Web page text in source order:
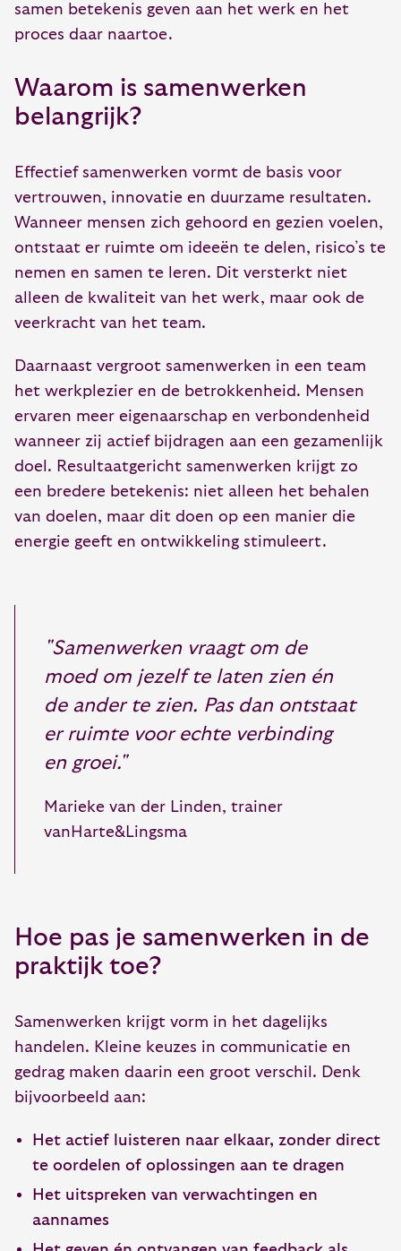
samen betekenis geven aan het werk en het
proces daar naartoe.
Waarom is samenwerken
belangrijk?
Effectief samenwerken vormt de basis voor
vertrouwen, innovatie en duurzame resultaten.
Wanneer mensen zich gehoord en gezien voelen,
ontstaat er ruimte om ideeën te delen, risico’s te
nemen en samen te leren. Dit versterkt niet
alleen de kwaliteit van het werk, maar ook de
veerkracht van het team.
Daarnaast vergroot samenwerken in een team
het werkplezier en de betrokkenheid. Mensen
ervaren meer eigenaarschap en verbondenheid
wanneer zij actief bijdragen aan een gezamenlijk
doel. Resultaatgericht samenwerken krijgt zo
een bredere betekenis: niet alleen het behalen
van doelen, maar dit doen op een manier die
energie geeft en ontwikkeling stimuleert.
"Samenwerken vraagt om de
moed om jezelf te laten zien én
de ander te zien. Pas dan ontstaat
er ruimte voor echte verbinding
en groei."
Marieke van der Linden, trainer
vanHarte&Lingsma
Hoe pas je samenwerken in de
praktijk toe?
Samenwerken krijgt vorm in het dagelijks
handelen. Kleine keuzes in communicatie en
gedrag maken daarin een groot verschil. Denk
bijvoorbeeld aan:
Het actief luisteren naar elkaar, zonder direct
te oordelen of oplossingen aan te dragen
Het uitspreken van verwachtingen en
aannames